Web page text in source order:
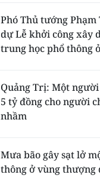
Phó Thủ tướng
dự Lễ khởi công xây
trung học phổ thông
Quảng Trị: Một
5 tỷ đồng cho người
nhầm
Mưa bão gây sạt lở
thông ở vùng thượng